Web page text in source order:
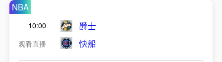
NBA
10:00
观看直播
爵士
快船